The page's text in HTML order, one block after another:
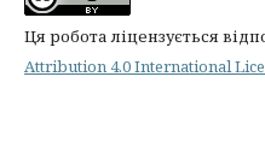
Ця робота ліцензується
Attribution 4.0 International